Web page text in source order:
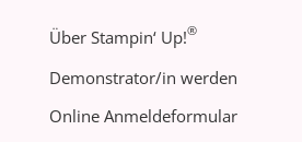
Über Stampin‘ Up!®
Demonstrator/in werden
Online Anmeldeformular